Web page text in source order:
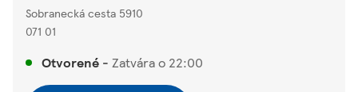
Sobranecká cesta 5910
071 01
Otvorené - Zatvára o 22:00